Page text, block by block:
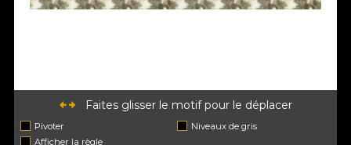
Faites glisser le motif pour le déplacer
Pivoter
Niveaux de gris
Afficher la règle